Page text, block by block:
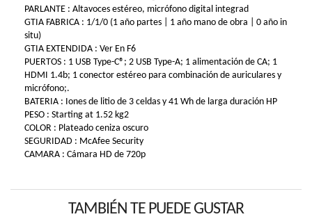
PARLANTE : Altavoces estéreo, micrófono digital integrad
GTIA FABRICA : 1/1/0 (1 año partes | 1 año mano de obra | 0 año in
situ)
GTIA EXTENDIDA : Ver En F6
PUERTOS : 1 USB Type-C®; 2 USB Type-A; 1 alimentación de CA; 1
HDMI 1.4b; 1 conector estéreo para combinación de auriculares y
micrófono;.
BATERIA : Iones de litio de 3 celdas y 41 Wh de larga duración HP
PESO : Starting at 1.52 kg2
COLOR : Plateado ceniza oscuro
SEGURIDAD : McAfee Security
CAMARA : Cámara HD de 720p
TAMBIÉN TE PUEDE GUSTAR